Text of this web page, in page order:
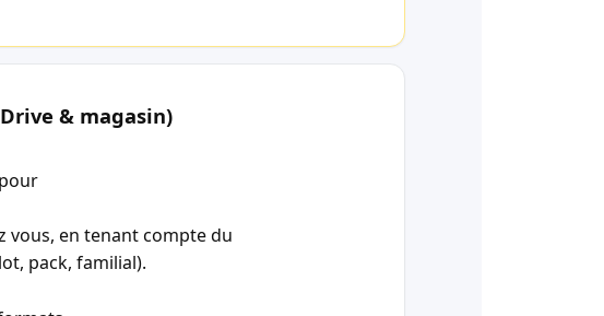
& magasin)
vous, en tenant compte du
pack, familial).